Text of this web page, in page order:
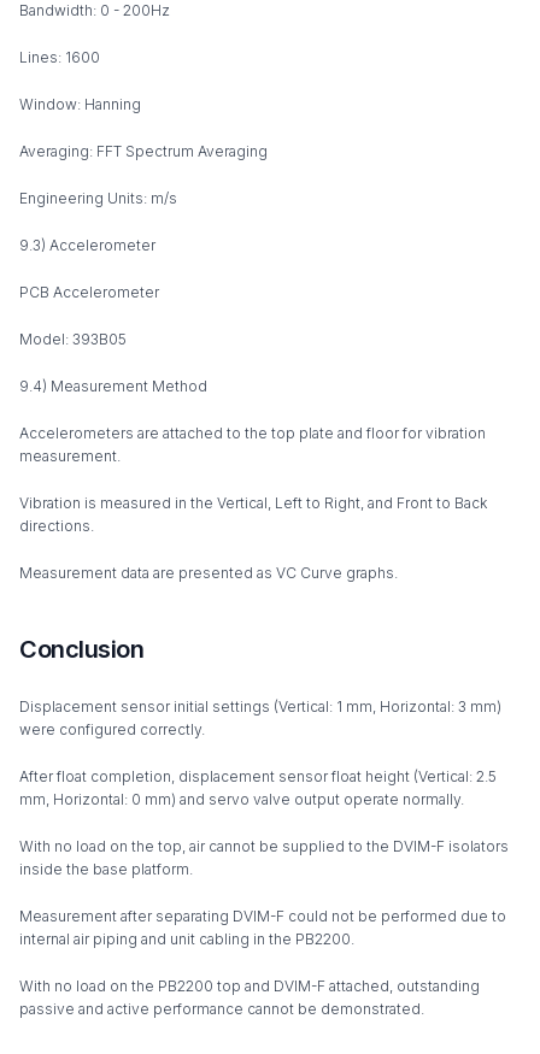
Bandwidth: 0 - 200Hz
Lines: 1600
Window: Hanning
Averaging: FFT Spectrum Averaging
Engineering Units: m/s
9.3) Accelerometer
PCB Accelerometer
Model: 393B05
9.4) Measurement Method
Accelerometers are attached to the top plate and floor for vibration
measurement.
Vibration is measured in the Vertical, Left to Right, and Front to Back
directions.
Measurement data are presented as VC Curve graphs.
Conclusion
Displacement sensor initial settings (Vertical: 1 mm, Horizontal: 3 mm)
were configured correctly.
After float completion, displacement sensor float height (Vertical: 2.5
mm, Horizontal: 0 mm) and servo valve output operate normally.
With no load on the top, air cannot be supplied to the DVIM-F isolators
inside the base platform.
Measurement after separating DVIM-F could not be performed due to
internal air piping and unit cabling in the PB2200.
With no load on the PB2200 top and DVIM-F attached, outstanding
passive and active performance cannot be demonstrated.